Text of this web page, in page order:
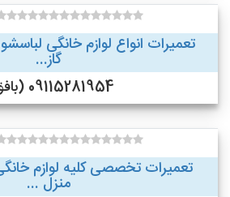
تعمیرات انواع لوازم خانگی
گاز...
09115281954 (بافق )
تعمیرات تخصصی کلیه لوازم
منزل ...